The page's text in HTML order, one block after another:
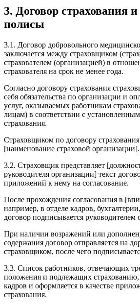
3. Договор страхования
полисы
3.1. Договор добровольного
заключается между страховщиком
страхователем (организацией) в
страхователя на срок не менее года.
Согласно договору страхования
себя обязательства по организации и
услуг, оказываемых работникам
лицам) в соответствии с
страхования.
Страховщиком по договору
[наименование страховой организации].
3.2. Страховщик представляет
руководителя организации] текст
приложений к нему на согласование.
После прохождения согласования в
например, в отделе кадров,
договор подписывается руководителем
При наличии возражений или
содержания договор отправляется на
страховщиком, после чего
3.3. Список работников, отвечающих
положения и подлежащих страхованию,
кадров и оформляется в качестве
страхования.